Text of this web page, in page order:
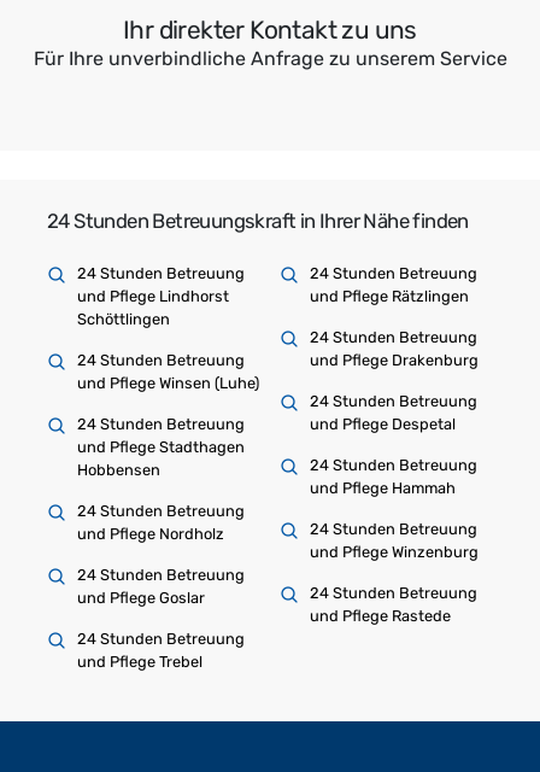
Ihr direkter Kontakt zu uns
Für Ihre unverbindliche Anfrage zu unserem Service
24 Stunden Betreuungskraft in Ihrer Nähe finden
24 Stunden Betreuung
und Pflege Lindhorst
Schöttlingen
24 Stunden Betreuung
und Pflege Winsen (Luhe)
24 Stunden Betreuung
und Pflege Stadthagen
Hobbensen
24 Stunden Betreuung
und Pflege Nordholz
24 Stunden Betreuung
und Pflege Goslar
24 Stunden Betreuung
und Pflege Trebel
24 Stunden Betreuung
und Pflege Rätzlingen
24 Stunden Betreuung
und Pflege Drakenburg
24 Stunden Betreuung
und Pflege Despetal
24 Stunden Betreuung
und Pflege Hammah
24 Stunden Betreuung
und Pflege Winzenburg
24 Stunden Betreuung
und Pflege Rastede